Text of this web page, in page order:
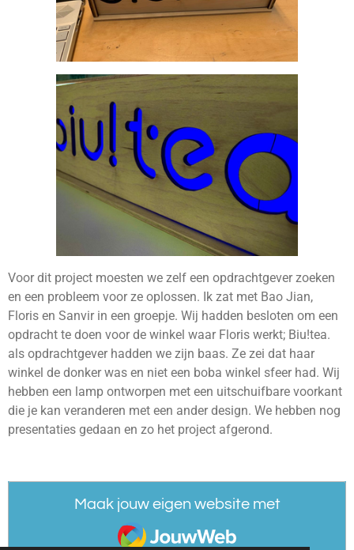
Voor dit project moesten we zelf een opdrachtgever zoeken
en een probleem voor ze oplossen. Ik zat met Bao Jian,
Floris en Sanvir in een groepje. Wij hadden besloten om een
opdracht te doen voor de winkel waar Floris werkt; Biu!tea.
als opdrachtgever hadden we zijn baas. Ze zei dat haar
winkel de donker was en niet een boba winkel sfeer had. Wij
hebben een lamp ontworpen met een uitschuifbare voorkant
die je kan veranderen met een ander design. We hebben nog
presentaties gedaan en zo het project afgerond.
Maak jouw eigen website met
JouwWeb